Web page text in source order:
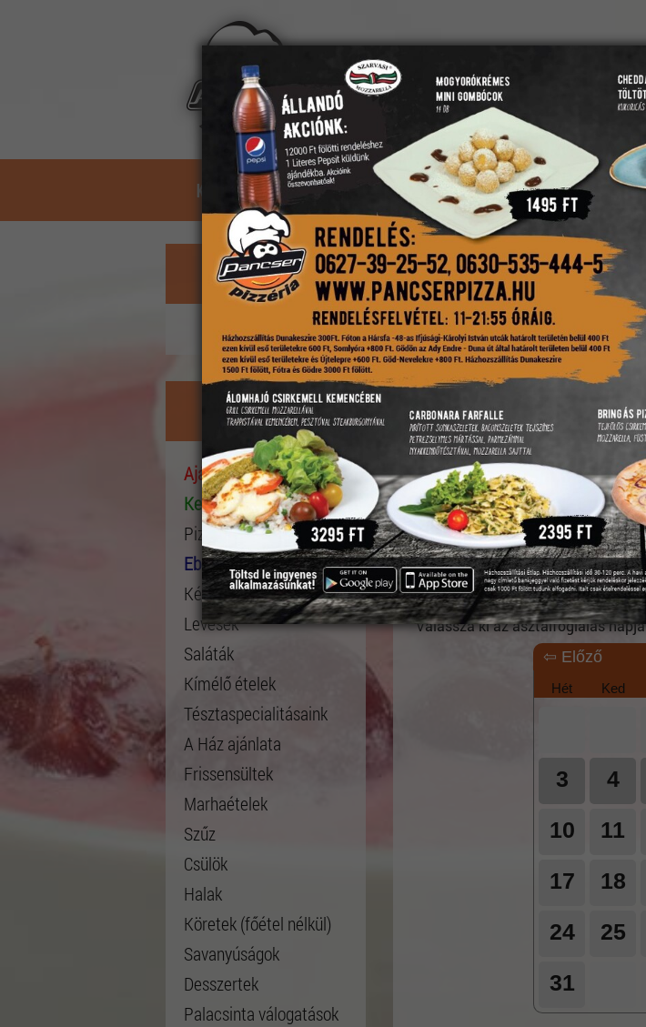
Kosár:üres (Kosár mutatása
KEZDŐLAP ÉTLAP ASZTALFOGLALÁS ÉTTERMÜNK
Kosár
A kosárban nincs étel.
Étlap
Ajánlataink
Kedvelt ételek
Pizza összeállítása
Ebéd menü
Kész Pizza
Levesek
Saláták
Kímélő ételek
Tésztaspecialitásaink
A Ház ajánlata
Frissensültek
Marhaételek
Szűz
Csülök
Halak
Köretek (főétel nélkül)
Savanyúságok
Desszertek
Palacsinta válogatások
Asztalfoglalás
A leadott foglalási kérelem
azt visszaigazolja.
Amennyiben aznapi foglalást
Maximum 6 hónapra előre lehet
Kérjük, hogy a foglalt idő szerint
tartani, ennél nagyobb késés
mégsem tud eljönni, kérjük,
Kérjük, vegye figyelembe, hogy
Amennyiben ennél többen
telefonszámokon!
Telefonszámaink: +36 27/392-552
Válassza ki az asztalfoglalás
⇦ Előző
Hét Ked
3
4
10
11
17
18
24
25
31